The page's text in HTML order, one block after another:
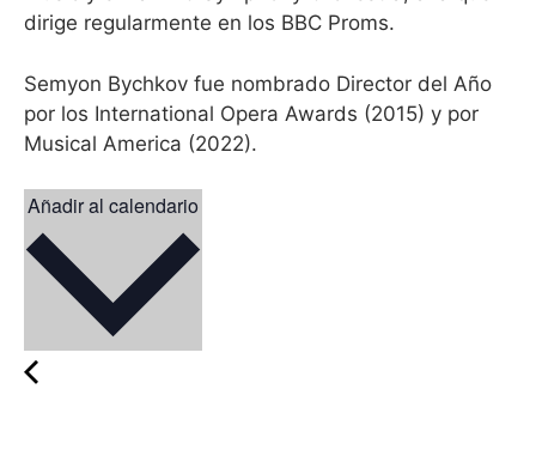
dirige regularmente en los BBC Proms.
Semyon Bychkov fue nombrado Director del Año
por los International Opera Awards (2015) y por
Musical America (2022).